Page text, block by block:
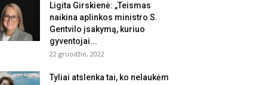
Ligita Girskienė: „Teismas
naikina aplinkos ministro S.
Gentvilo įsakymą, kuriuo
gyventojai...
22 gruodžio, 2022
Tyliai atslenka tai, ko nelaukėm